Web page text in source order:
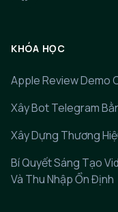
KHÓA HỌC
Apple Review Demo
Xây Bot Telegram
Xây Dựng Thương
Bí Quyết Sáng Tạo
Và Thu Nhập Ổn Định